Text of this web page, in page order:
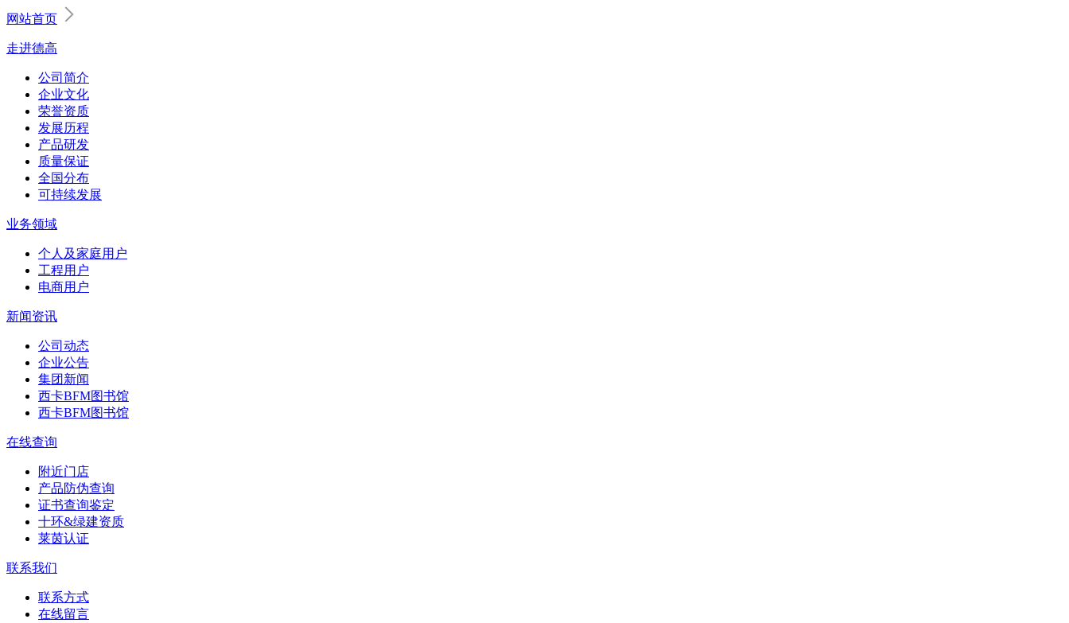
网站首页
走进德高
公司简介
企业文化
荣誉资质
发展历程
产品研发
质量保证
全国分布
可持续发展
业务领域
个人及家庭用户
工程用户
电商用户
新闻资讯
公司动态
企业公告
集团新闻
西卡BFM图书馆
西卡BFM图书馆
在线查询
附近门店
产品防伪查询
证书查询鉴定
十环&绿建资质
莱茵认证
联系我们
联系方式
在线留言